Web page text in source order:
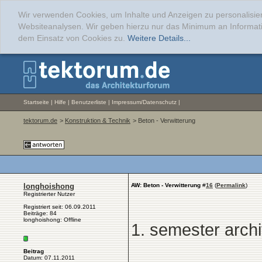
Wir verwenden Cookies, um Inhalte und Anzeigen zu
Websiteanalysen. Wir geben hierzu nur das Minimum an
dem Einsatz von Cookies zu. Weitere Details...
Startseite | Hilfe | Benutzerliste | Impressum/Datenschutz |
tektorum.de > Konstruktion & Technik > Beton - Verwitterung
longhoishong
Registrierter Nutzer
Registriert seit: 06.09.2011
Beiträge: 84
longhoishong: Offline
Beitrag
Datum: 07.11.2011
AW: Beton - Verwitterung #16 (Permalink)
1. semester